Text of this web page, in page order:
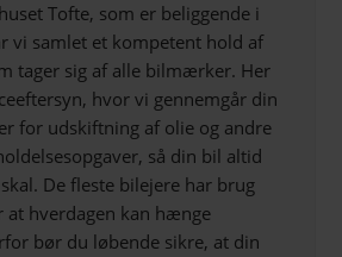
Tofte, som er beliggende i
vi samlet et kompetent hold af
tager sig af alle bilmærker. Her
hvor vi gennemgår din
for udskiftning af olie og andre
så din bil altid
De fleste bilejere har brug
at hverdagen kan hænge
bør du løbende sikre, at din